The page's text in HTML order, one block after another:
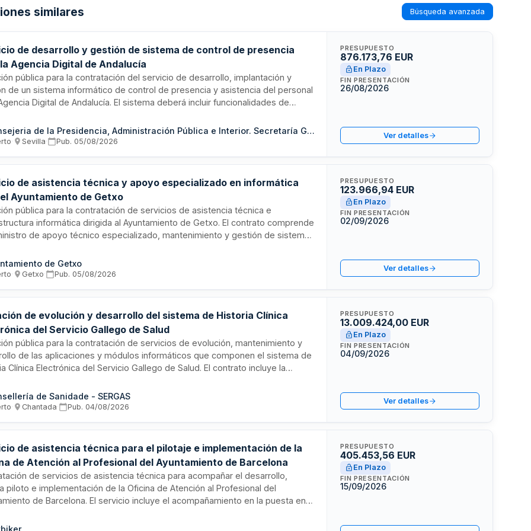
similares Búsqueda avanzada
de desarrollo y gestión de sistema de control de presencia
Agencia Digital de Andalucía
pública para la contratación del servicio de desarrollo, implantación y
de un sistema informático de control de presencia y asistencia del personal
Digital de Andalucía. El sistema deberá incluir funcionalidades de
con sistemas de recursos humanos existentes. El contrato se ejecutará
la sede de la agencia en Sevilla y requiere soporte técnico y mantenimiento
Consejeria de la Presidencia, Administración Pública e Interior. Secretaría General Técnica
· Sevilla· Pub. 05/08/2026
PRESUPUESTO
876.173,76 EUR
En Plazo
FIN PRESENTACIÓN
26/08/2026
Ver detalles
de asistencia técnica y apoyo especializado en informática
Ayuntamiento de Getxo
pública para la contratación de servicios de asistencia técnica e
informática dirigida al Ayuntamiento de Getxo. El contrato comprende
de apoyo técnico especializado, mantenimiento y gestión de sistemas
óptimo de los equipos y aplicaciones de la administración municipal.
del contrato asciende a 123.966,94 euros. Se trata de un servicio
ubicada en Vizcaya.
de Getxo
· Getxo· Pub. 05/08/2026
PRESUPUESTO
123.966,94 EUR
En Plazo
FIN PRESENTACIÓN
02/09/2026
Ver detalles
de evolución y desarrollo del sistema de Historia Clínica
del Servicio Gallego de Salud
pública para la contratación de servicios de evolución, mantenimiento y
de las aplicaciones y módulos informáticos que componen el sistema de
Clínica Electrónica del Servicio Gallego de Salud. El contrato incluye la
de historiales clínicos electrónicos. La iniciativa está cofinanciada al sesenta
con fondos FEDER procedentes del programa Galicia 2021-2027,
de salud.
de Sanidade - SERGAS
· Chantada· Pub. 04/08/2026
PRESUPUESTO
13.009.424,00 EUR
En Plazo
FIN PRESENTACIÓN
04/09/2026
Ver detalles
de asistencia técnica para el pilotaje e implementación de la
de Atención al Profesional del Ayuntamiento de Barcelona
de servicios de asistencia técnica para acompañar el desarrollo,
piloto e implementación de la Oficina de Atención al Profesional del
de Barcelona. El servicio incluye el acompañamiento en la puesta en
y posible acompañamiento en la ejecución de estas. La contratación
PRESUPUESTO
405.453,56 EUR
En Plazo
FIN PRESENTACIÓN
15/09/2026